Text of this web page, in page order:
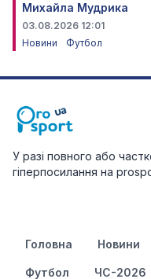
Михайла Мудрика
03.08.2026 12:01
Новини
Футбол
У разі повного або
гіперпосилання на
Головна Новини
Футбол ЧС-2026